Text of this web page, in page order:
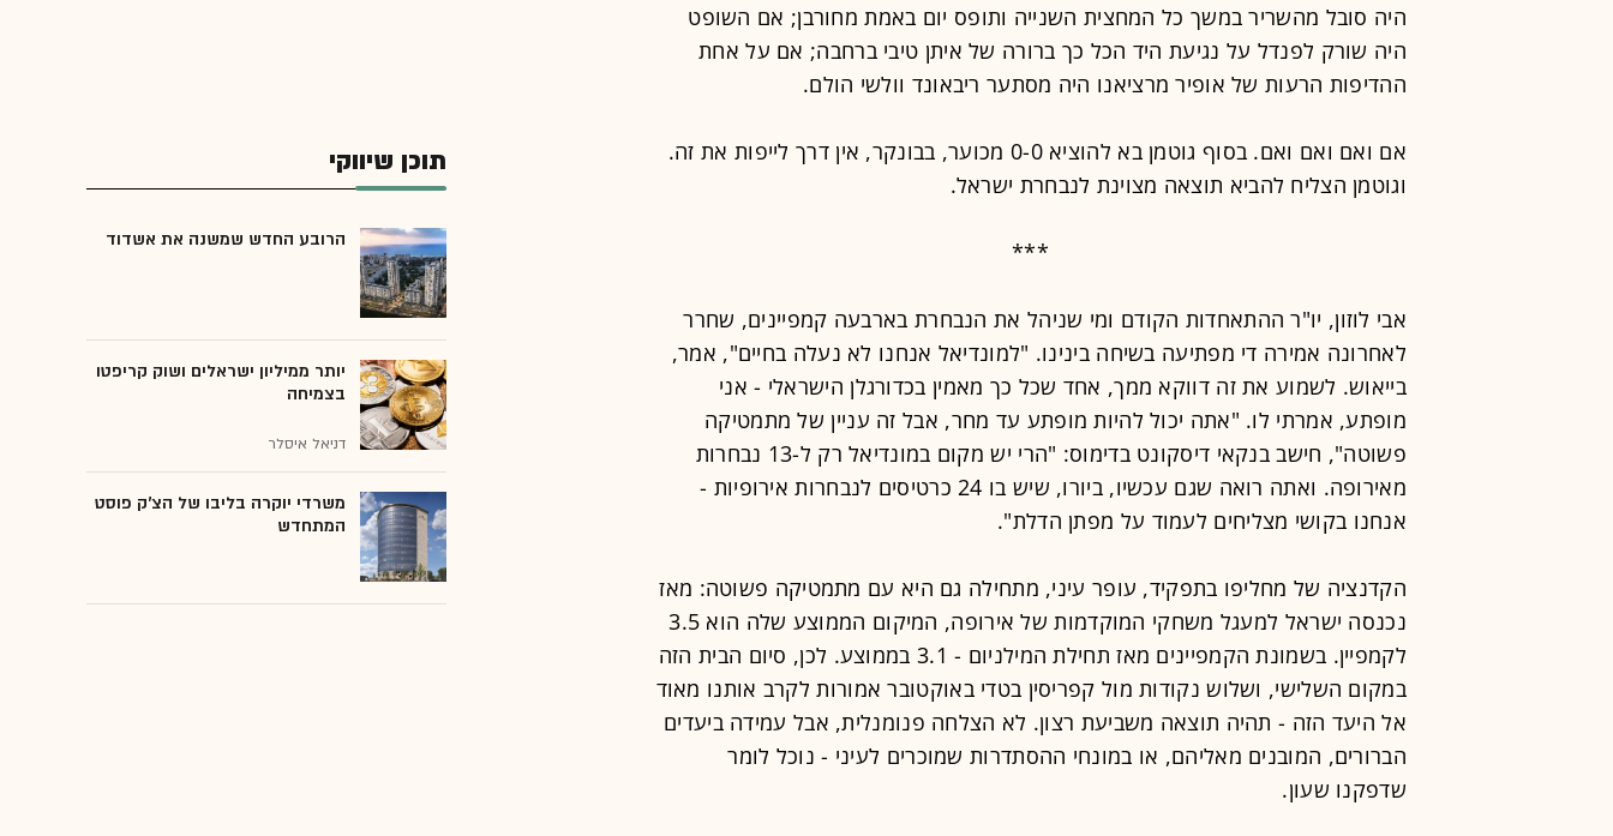
היה סובל מהשריר במשך כל המחצית השנייה ותופס יום באמת מחורבן; אם השופט
היה שורק לפנדל על נגיעת היד הכל כך ברורה של איתן טיבי ברחבה; אם על אחת
ההדיפות הרעות של אופיר מרציאנו היה מסתער ריבאונד וולשי הולם.
אם ואם ואם ואם. בסוף גוטמן בא להוציא 0-0 מכוער, בבונקר, אין דרך לייפות את זה.
וגוטמן הצליח להביא תוצאה מצוינת לנבחרת ישראל.
***
אבי לוזון, יו"ר ההתאחדות הקודם ומי שניהל את הנבחרת בארבעה קמפיינים, שחרר
לאחרונה אמירה די מפתיעה בשיחה בינינו. "למונדיאל אנחנו לא נעלה בחיים", אמר,
בייאוש. לשמוע את זה דווקא ממך, אחד שכל כך מאמין בכדורגלן הישראלי - אני
מופתע, אמרתי לו. "אתה יכול להיות מופתע עד מחר, אבל זה עניין של מתמטיקה
פשוטה", חישב בנקאי דיסקונט בדימוס: "הרי יש מקום במונדיאל רק ל-13 נבחרות
מאירופה. ואתה רואה שגם עכשיו, ביורו, שיש בו 24 כרטיסים לנבחרות אירופיות -
אנחנו בקושי מצליחים לעמוד על מפתן הדלת".
הקדנציה של מחליפו בתפקיד, עופר עיני, מתחילה גם היא עם מתמטיקה פשוטה: מאז
נכנסה ישראל למעגל משחקי המוקדמות של אירופה, המיקום הממוצע שלה הוא 3.5
לקמפיין. בשמונת הקמפיינים מאז תחילת המילניום - 3.1 בממוצע. לכן, סיום הבית הזה
במקום השלישי, ושלוש נקודות מול קפריסין בטדי באוקטובר אמורות לקרב אותנו מאוד
אל היעד הזה - תהיה תוצאה משביעת רצון. לא הצלחה פנומנלית, אבל עמידה ביעדים
הברורים, המובנים מאליהם, או במונחי ההסתדרות שמוכרים לעיני - נוכל לומר
שדפקנו שעון.
תוכן שיווקי
הרובע החדש שמשנה את אשדוד
יותר ממיליון ישראלים ושוק קריפטו
בצמיחה
דניאל איסלר
משרדי יוקרה בליבו של הצ'ק פוסט
המתחדש